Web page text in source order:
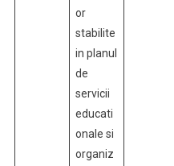
or
stabilite
in planul
de
servicii
educati
onale si
organiz